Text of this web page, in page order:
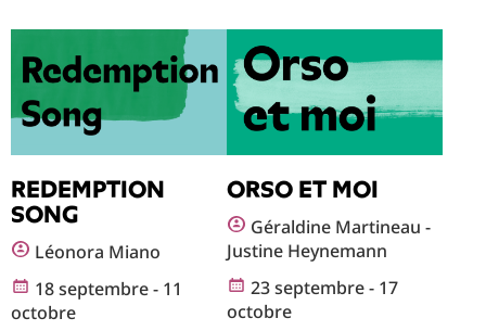
REDEMPTION
SONG
Léonora Miano
18 septembre - 11
octobre
ORSO ET MOI
Géraldine Martineau -
Justine Heynemann
23 septembre - 17
octobre